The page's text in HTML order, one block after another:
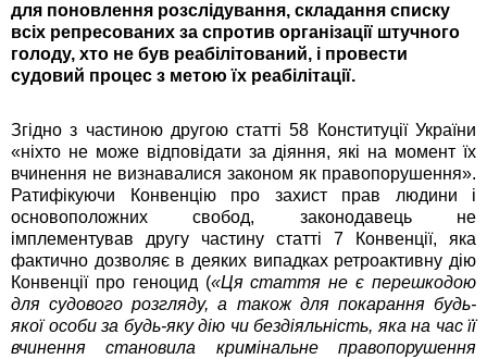
для поновлення розслідування, складання списку
всіх репресованих за спротив організації штучного
голоду, хто не був реабілітований, і провести
судовий процес з метою їх реабілітації.
Згідно з частиною другою статті 58 Конституції України
«ніхто не може відповідати за діяння, які на момент їх
вчинення не визнавалися законом як правопорушення».
Ратифікуючи Конвенцію про захист прав людини і
основоположних свобод, законодавець не
імплементував другу частину статті 7 Конвенції, яка
фактично дозволяє в деяких випадках ретроактивну дію
Конвенції про геноцид («Ця стаття не є перешкодою
для судового розгляду, а також для покарання будь-
якої особи за будь-яку дію чи бездіяльність, яка на час її
вчинення становила кримінальне правопорушення